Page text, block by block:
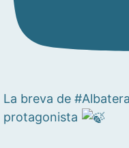
La breva de
protagonista